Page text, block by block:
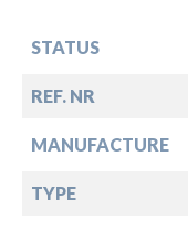
STATUS
REF. NR
MANUFACTURE
TYPE